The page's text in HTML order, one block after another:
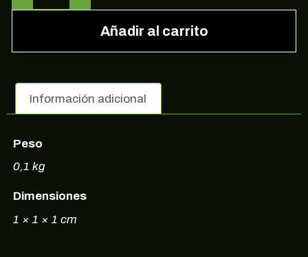
Añadir al carrito
Información adicional
Peso
0,1 kg
Dimensiones
1 × 1 × 1 cm